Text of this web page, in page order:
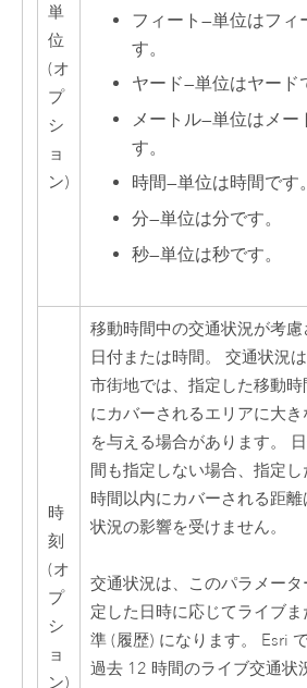
単
位
(オ
プ
シ
ョ
ン)
フィート—単位はフィ
す。
ヤード—単位はヤード
メートル—単位はメー
す。
時間—単位は時間です。
分—単位は分です。
秒—単位は秒です。
時
刻
(オ
プ
シ
ョ
ン)
移動時間中の交通状況が考慮
日付または時間。 交通状況
市街地では、指定した移動時
にカバーされるエリアに大き
を与える場合があります。
間も指定しない場合、指定し
時間以内にカバーされる距離
状況の影響を受けません。
交通状況は、このパラメータ
定した日時に応じてライブま
準 (履歴) になります。 Esri
過去 12 時間のライブ交通状